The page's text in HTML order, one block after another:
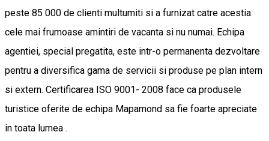
peste 85 000 de clienti multumiti si a furnizat catre acestia
cele mai frumoase amintiri de vacanta si nu numai. Echipa
agentiei, special pregatita, este intr-o permanenta dezvoltare
pentru a diversifica gama de servicii si produse pe plan intern
si extern. Certificarea ISO 9001- 2008 face ca produsele
turistice oferite de echipa Mapamond sa fie foarte apreciate
in toata lumea .